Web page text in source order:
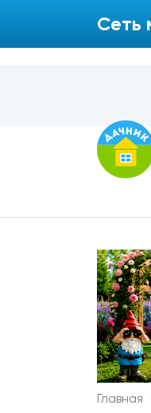
Сеть
Главная